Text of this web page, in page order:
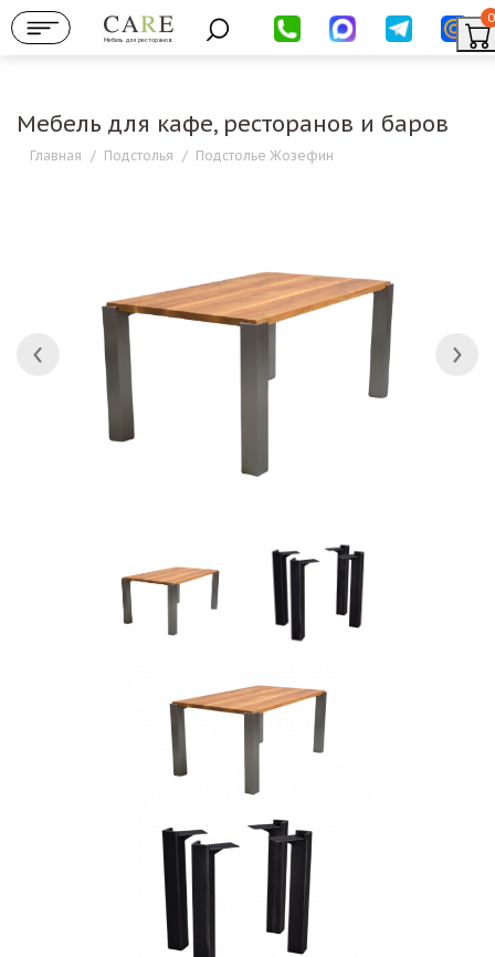
Мебель для ресторанов
0
Мебель для кафе, ресторанов и баров
Главная / Подстолья / Подстолье Жозефин